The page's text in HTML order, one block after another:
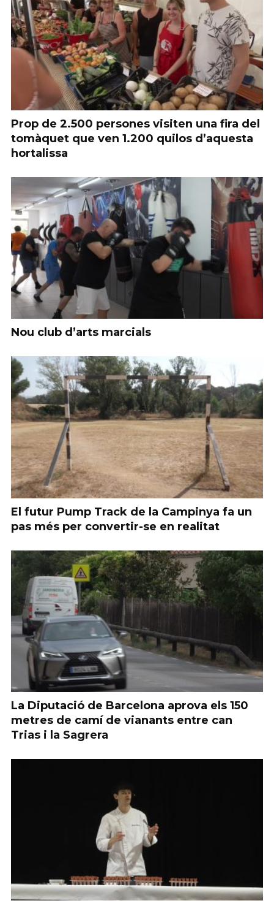
Prop de 2.500 persones visiten una fira del
tomàquet que ven 1.200 quilos d’aquesta
hortalissa
Nou club d’arts marcials
El futur Pump Track de la Campinya fa un
pas més per convertir-se en realitat
La Diputació de Barcelona aprova els 150
metres de camí de vianants entre can
Trias i la Sagrera